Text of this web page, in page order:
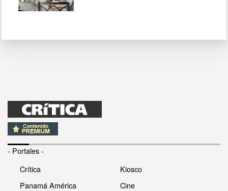
- Portales -
Crítica
Panamá América
Kiosco
Cine